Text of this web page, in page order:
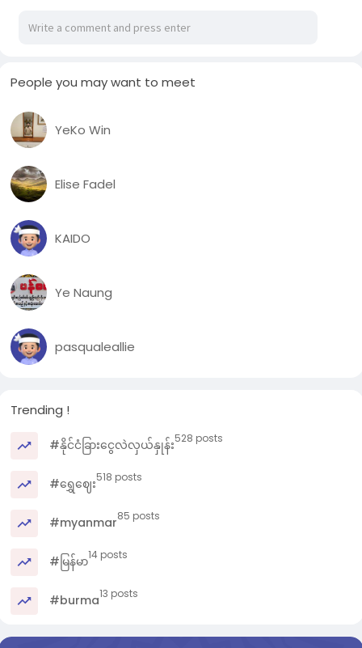
ေသင်ကိုအနေဖြင့် PDFကို ထောက်ပို့လုပ်ငန်းများလုပ်‌ဆောင်နေ
င်း၏ ဖေ့ဘုတ်ခ်လူမှုကွန်ရက်စာမျက်နှာတွင် ရုပ်သံဖြင့် ပြောဆိုဖြန့်
- NP News Agency
People you may want to meet
YeKo Win
Elise Fadel
KAIDO
Ye Naung
pasqualeallie
Trending !
#နိုင်ငံခြားငွေလဲလှယ်နှုန်း528 posts
#ရွှေဈေး518 posts
#myanmar85 posts
#မြန်မာ14 posts
#burma13 posts